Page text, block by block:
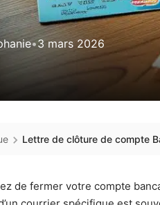
•3 mars 2026
Lettre de clôture de compte
de fermer votre compte